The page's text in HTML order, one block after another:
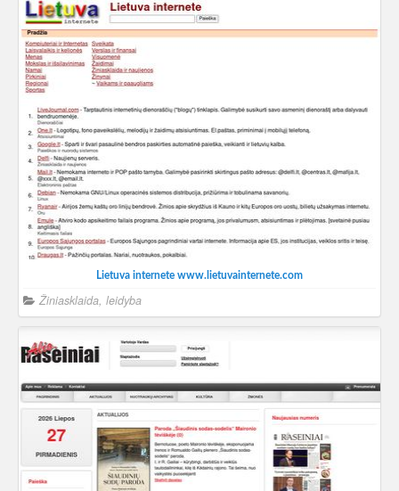
Lietuva internete www.lietuvainternete.com
Žiniasklaida, leidyba